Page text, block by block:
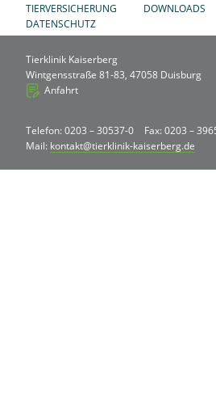
TIERVERSICHERUNG DOWNLOADS
DATENSCHUTZ
Tierklinik Kaiserberg
Wintgensstraße 81-83, 47058 Duisburg
Anfahrt
Telefon: 0203 – 30537-0
Fax: 0203 –
Mail: kontakt@tierklinik-kaiserberg.de